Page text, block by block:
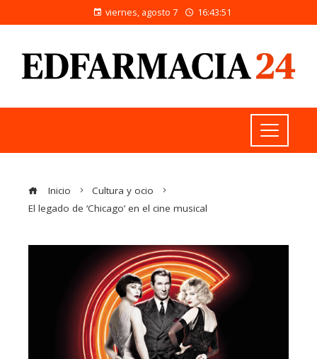
viernes, agosto 7 16:43:52
Inicio
Cultura y ocio
El legado de ‘Chicago’ en el cine musical